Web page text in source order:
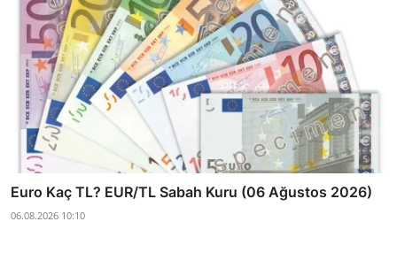
Euro Kaç TL? EUR/TL Sabah Kuru (06 Ağustos 2026)
06.08.2026 10:10